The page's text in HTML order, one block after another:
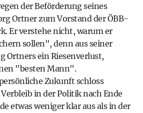
der Beförderung seines
Ortner zum Vorstand der ÖBB-
Er verstehe nicht, warum er
sollen", denn aus seiner
Ortners ein Riesenverlust,
"besten Mann".
Zukunft schloss
in der Politik nach Ende
etwas weniger klar aus als in der